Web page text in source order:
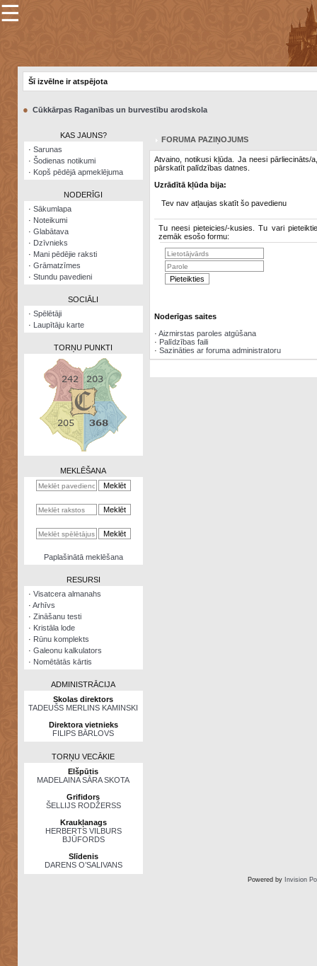
×
Šodienas
notikumi
Visatcera
almanahs
Arhīvs
Zināšanu
kalkulators
Nomētātās
☰
Šī izvēlne ir atspējota
● Cūkkārpas Raganības un burvestību arodskola
KAS JAUNS?
· Sarunas
· Šodienas notikumi
· Kopš pēdējā apmeklējuma
NODERĪGI
· Sākumlapa
· Noteikumi
· Glabātava
· Dzīvnieks
· Mani pēdējie raksti
· Grāmatzīmes
· Stundu pavedieni
SOCIĀLI
· Spēlētāji
· Laupītāju karte
TORŅU PUNKTI
MEKLĒŠANA
Paplašinātā meklēšana
RESURSI
· Visatcera almanahs
· Arhīvs
· Zināšanu testi
· Kristāla lode
· Rūnu komplekts
· Galeonu kalkulators
· Nomētātās kārtis
ADMINISTRĀCIJA
Skolas direktors
TADEUŠS MERLINS KAMINSKI
Direktora vietnieks
FILIPS BĀRLOVS
TORŅU VECĀKIE
Elšpūtis
MADELAINA SĀRA SKOTA
Grifidors
ŠELLIJS RODŽERSS
Kraukļanags
HERBERTS VILBURS
BJŪFORDS
Slīdenis
DARENS O’SALIVANS
FORUMA PAZIŅOJUMS
Atvaino, notikusi kļūda. Ja neesi pārliecināts/
pārskatīt palīdzības datnes.
Uzrādītā kļūda bija:
Tev nav atļaujas skatīt šo pavedienu
Tu neesi pieteicies/-kusies. Tu vari
zemāk esošo formu:
Noderīgas saites
· Aizmirstas paroles atgūšana
· Palīdzības faili
· Sazināties ar foruma administratoru
Powered by Invision